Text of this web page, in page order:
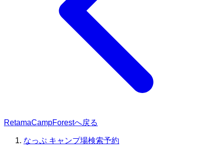
RetamaCampForestへ戻る
なっぷ キャンプ場検索予約